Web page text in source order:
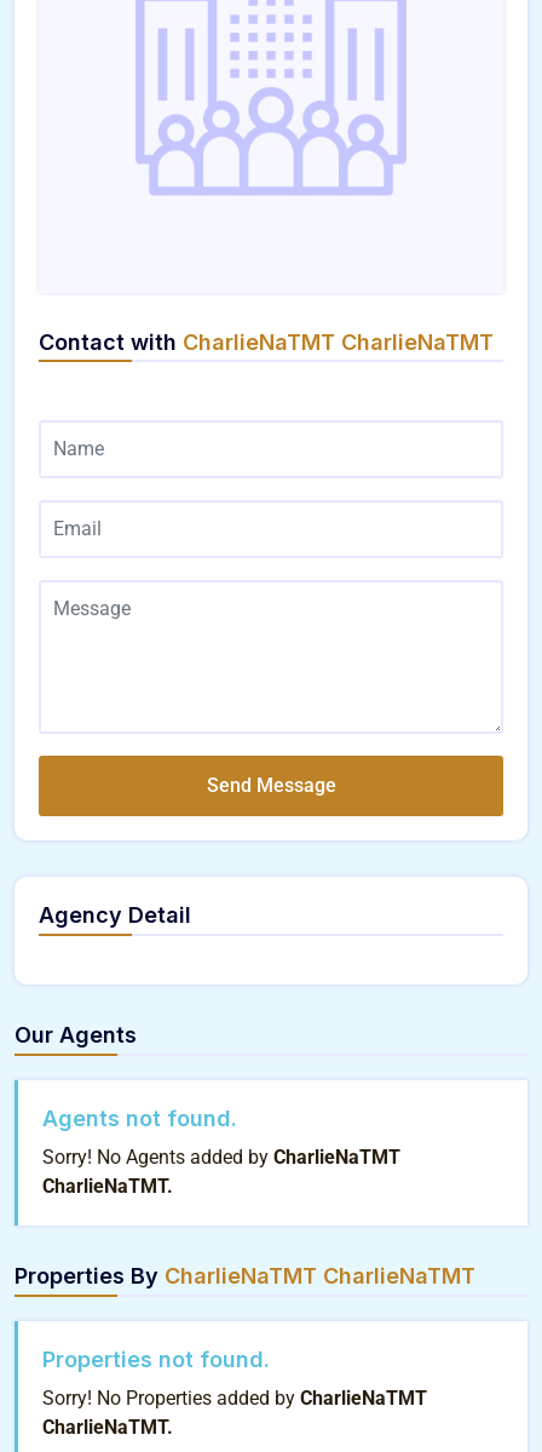
Contact with CharlieNaTMT CharlieNaTMT
Send Message
Agency Detail
Our Agents
Agents not found.
Sorry! No Agents added by CharlieNaTMT
CharlieNaTMT.
Properties By CharlieNaTMT CharlieNaTMT
Properties not found.
Sorry! No Properties added by CharlieNaTMT
CharlieNaTMT.